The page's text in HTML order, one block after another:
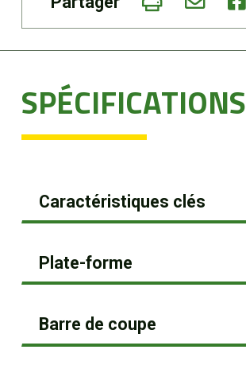
SPÉCIFICATIONS
Caractéristiques clés
Plate-forme
Barre de coupe